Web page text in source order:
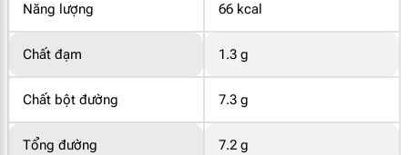
Năng lượng 66 kcal
Chất đạm 1.3 g
Chất bột đường 7.3 g
Tổng đường 7.2 g